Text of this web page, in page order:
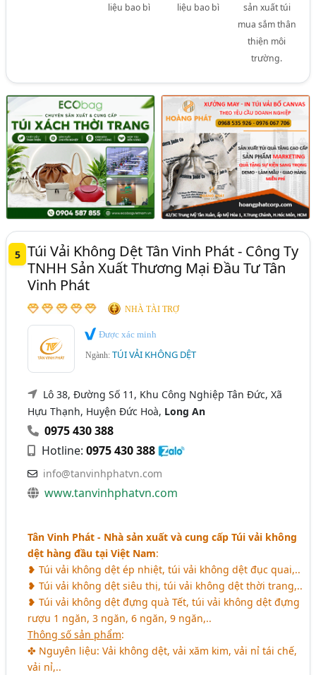
liệu bao bì
liệu bao bì
sản xuất túi
mua sắm thân
thiện môi
trường.
5 Túi Vải Không Dệt Tân Vinh Phát - Công Ty
TNHH Sản Xuất Thương Mại Đầu Tư Tân
Vinh Phát
NHÀ TÀI TRỢ
Được xác minh
Ngành:TÚI VẢI KHÔNG DỆT
Lô 38, Đường Số 11, Khu Công Nghiệp Tân Đức, Xã
Hựu Thạnh, Huyện Đức Hoà, Long An
0975 430 388
Hotline:0975 430 388
info@tanvinhphatvn.com
www.tanvinhphatvn.com
Tân Vinh Phát - Nhà sản xuất và cung cấp Túi vải không
dệt hàng đầu tại Việt Nam:
❥ Túi vải không dệt ép nhiệt, túi vải không dệt đục quai,..
❥ Túi vải không dệt siêu thị, túi vải không dệt thời trang,..
❥ Túi vải không dệt đựng quà Tết, túi vải không dệt đựng
rượu 1 ngăn, 3 ngăn, 6 ngăn, 9 ngăn,..
Thông số sản phẩm:
✤ Nguyên liệu: Vải không dệt, vải xăm kim, vải nỉ tái chế,
vải nỉ,..